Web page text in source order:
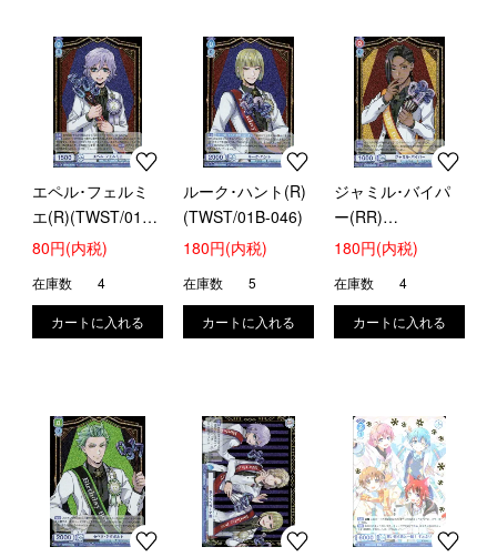
エペル･フェルミ
エ(R)(TWST/01B-
045)
80円(内税)
在庫数 4
ルーク･ハント(R)
(TWST/01B-046)
180円(内税)
在庫数 5
ジャミル･バイパ
ー(RR)
(TWST/01B-021)
180円(内税)
在庫数 4